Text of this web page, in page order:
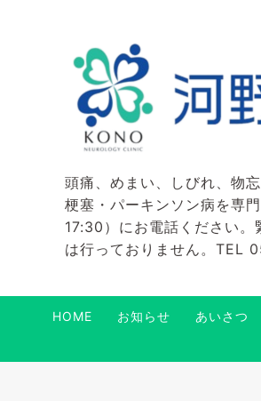
頭痛、めまい、しびれ、物
梗塞・パーキンソン病を専
17:30）にお電話ください
は行っておりません。
HOME お知らせ あいさつ